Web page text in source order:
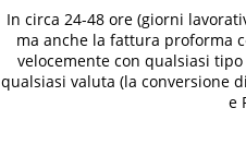
In circa 24-48 ore (giorni
ma anche la fattura proforma
velocemente con qualsiasi
qualsiasi valuta (la conversione
e